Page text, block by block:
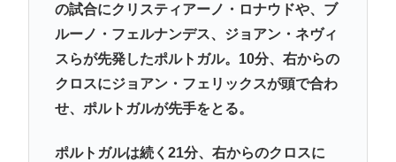
の試合にクリスティアーノ・ロナウドや、ブ
ルーノ・フェルナンデス、ジョアン・ネヴィ
スらが先発したポルトガル。10分、右からの
クロスにジョアン・フェリックスが頭で合わ
せ、ポルトガルが先手をとる。
ポルトガルは続く21分、右からのクロスに